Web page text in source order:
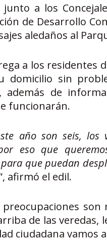
a los
de Desarrollo
aledaños al
a los residentes
domicilio sin
de
funcionarán.
año son seis, los
eso que
que puedan
afirmó el edil.
de las veredas,
ciudadana vamos